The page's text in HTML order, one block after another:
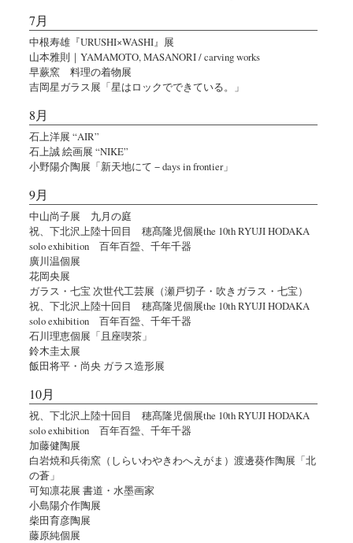
7月
中根寿雄『URUSHI×WASHI』展
山本雅則｜YAMAMOTO, MASANORI / carving works
早蕨窯 料理の着物展
吉岡星ガラス展「星はロックでできている。」
8月
石上洋展 “AIR”
石上誠 絵画展 “NIKE”
小野陽介陶展「新天地にて − days in frontier」
9月
中山尚子展 九月の庭
祝、下北沢上陸十回目 穂髙隆児個展the 10th RYUJI HODAKA
solo exhibition 百年百盌、千年千器
廣川温個展
花岡央展
ガラス・七宝 次世代工芸展（瀬戸切子・吹きガラス・七宝）
祝、下北沢上陸十回目 穂髙隆児個展the 10th RYUJI HODAKA
solo exhibition 百年百盌、千年千器
石川理恵個展「且座喫茶」
鈴木圭太展
飯田将平・尚央 ガラス造形展
10月
祝、下北沢上陸十回目 穂髙隆児個展the 10th RYUJI HODAKA
solo exhibition 百年百盌、千年千器
加藤健陶展
白岩焼和兵衛窯（しらいわやきわへえがま）渡邊葵作陶展「北
の蒼」
可知凛花展 書道・水墨画家
小島陽介作陶展
柴田育彦陶展
藤原純個展